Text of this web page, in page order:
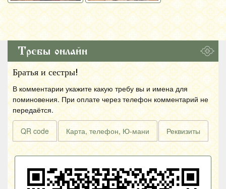
Требы онлайн
Братья и сестры!
В комментарии укажите какую требу вы и имена для
поминовения. При оплате через телефон комментарий не
передаётся.
QR code Карта, телефон, Ю-мани Реквизиты